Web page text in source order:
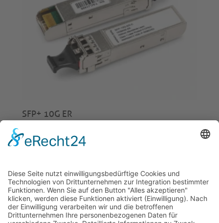
SFP+ 10G ER
€
© 2026 Tecowin GmbH |Impressum|Datenschutz
| Widerrufsrecht|AGB| Gewährleistung|RMA